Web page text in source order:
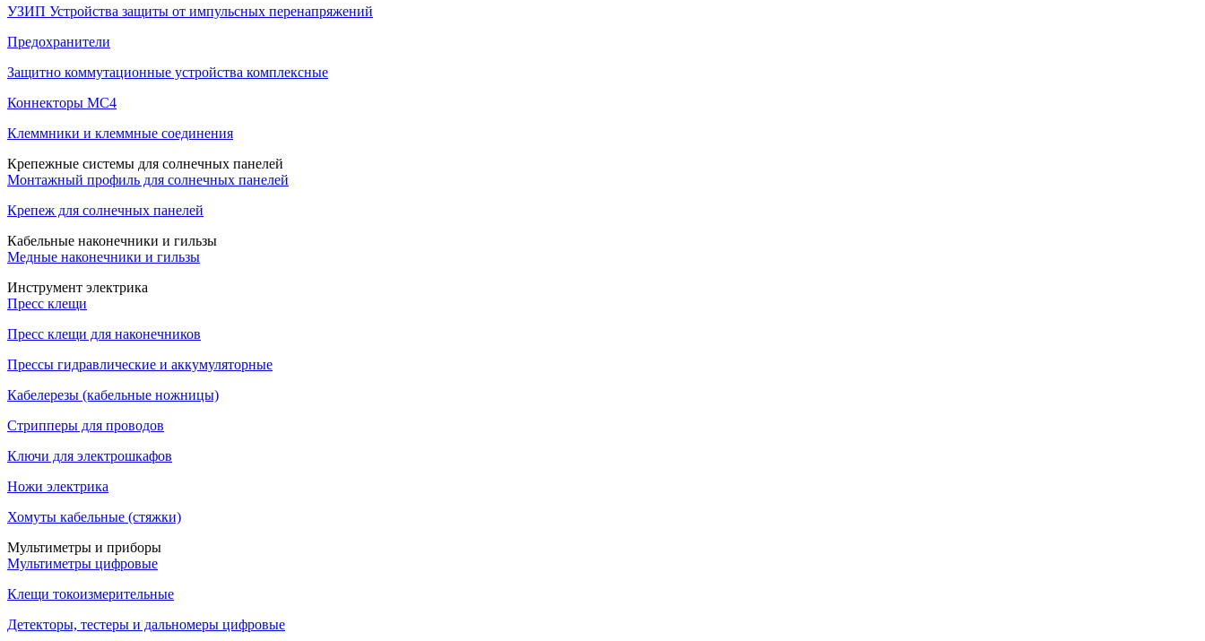
УЗИП Устройства защиты от импульсных перенапряжений
Предохранители
Защитно коммутационные устройства комплексные
Коннекторы MC4
Клеммники и клеммные соединения
Крепежные системы для солнечных панелей
Монтажный профиль для солнечных панелей
Крепеж для солнечных панелей
Кабельные наконечники и гильзы
Медные наконечники и гильзы
Инструмент электрика
Пресс клещи
Пресс клещи для наконечников
Прессы гидравлические и аккумуляторные
Кабелерезы (кабельные ножницы)
Стрипперы для проводов
Ключи для электрошкафов
Ножи электрика
Хомуты кабельные (стяжки)
Мультиметры и приборы
Мультиметры цифровые
Клещи токоизмерительные
Детекторы, тестеры и дальномеры цифровые